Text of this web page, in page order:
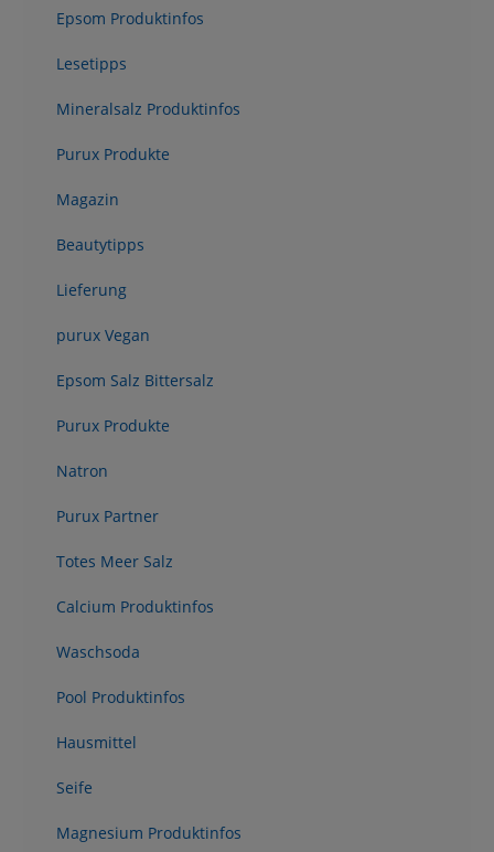
Epsom Produktinfos
Lesetipps
Mineralsalz Produktinfos
Purux Produkte
Magazin
Beautytipps
Lieferung
purux Vegan
Epsom Salz Bittersalz
Purux Produkte
Natron
Purux Partner
Totes Meer Salz
Calcium Produktinfos
Waschsoda
Pool Produktinfos
Hausmittel
Seife
Magnesium Produktinfos